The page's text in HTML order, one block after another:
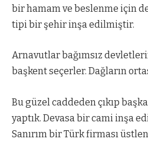
bir hamam ve beslenme için
tipi bir şehir inşa edilmiştir.
Arnavutlar bağımsız
başkent seçerler. Dağların
Bu güzel caddeden çıkıp
yaptık. Devasa bir cami inşa
Sanırım bir Türk firması